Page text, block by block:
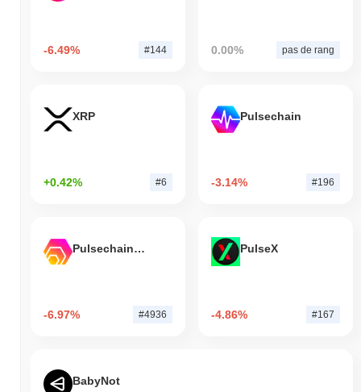
-6.49% #144 0.00% pas de rang
XRP
+0.42% #6
Pulsechain
-3.14% #196
Pulsechain Bridged HEX (Pulsechain)
-6.97% #4936
PulseX
-4.86% #167
BabyNot